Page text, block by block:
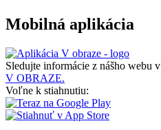
Mobilná aplikácia
Sledujte informácie z nášho webu v
V OBRAZE.
Voľne k stiahnutiu: